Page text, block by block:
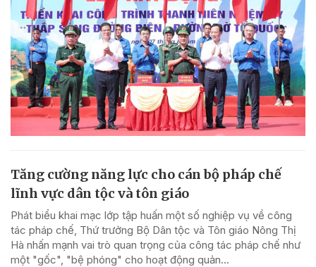
Tăng cường năng lực cho cán bộ pháp chế
lĩnh vực dân tộc và tôn giáo
Phát biểu khai mạc lớp tập huấn một số nghiệp vụ về công
tác pháp chế, Thứ trưởng Bộ Dân tộc và Tôn giáo Nông Thị
Hà nhấn mạnh vai trò quan trọng của công tác pháp chế như
một "gốc", "bệ phóng" cho hoạt động quản...